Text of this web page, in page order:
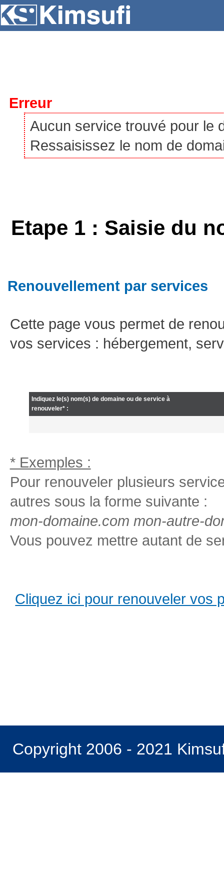
Erreur
Aucun service trouvé pour le
Ressaisissez le nom de
Etape 1 : Saisie du
Renouvellement par services
Cette page vous permet de
vos services : hébergement,
Indiquez le(s) nom(s) de domaine ou de service à
renouveler* :
* Exemples :
Pour renouveler plusieurs
autres sous la forme suivante :
mon-domaine.com mon-autre-
Vous pouvez mettre autant de
Cliquez ici pour renouveler vos
Copyright 2006 - 2021